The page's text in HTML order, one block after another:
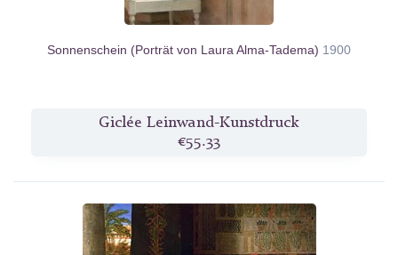
Sonnenschein (Porträt von Laura Alma-Tadema) 1900
Giclée Leinwand-Kunstdruck
€55.33